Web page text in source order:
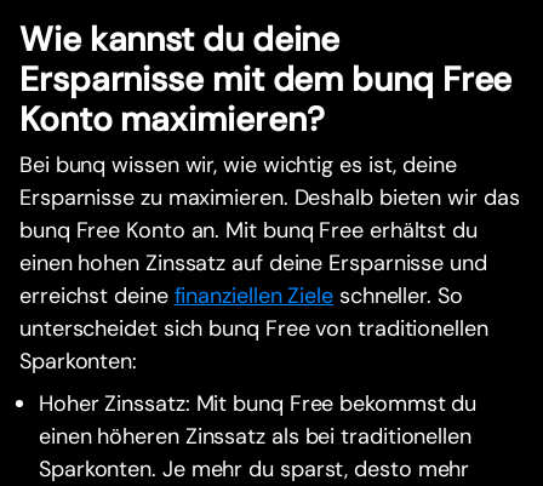
Wie kannst du deine
Ersparnisse mit dem bunq Free
Konto maximieren?
Bei bunq wissen wir, wie wichtig es ist, deine
Ersparnisse zu maximieren. Deshalb bieten wir das
bunq Free Konto an. Mit bunq Free erhältst du
einen hohen Zinssatz auf deine Ersparnisse und
erreichst deine finanziellen Zieleschneller. So
unterscheidet sich bunq Free von traditionellen
Sparkonten:
Hoher Zinssatz: Mit bunq Free bekommst du
einen höheren Zinssatz als bei traditionellen
Sparkonten. Je mehr du sparst, desto mehr